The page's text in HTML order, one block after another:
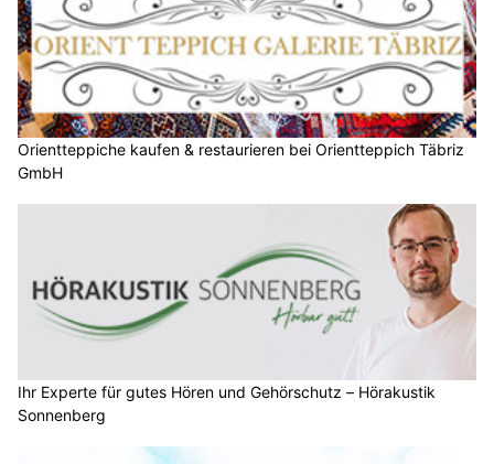
Orientteppiche kaufen & restaurieren bei Orientteppich Täbriz
GmbH
Ihr Experte für gutes Hören und Gehörschutz – Hörakustik
Sonnenberg